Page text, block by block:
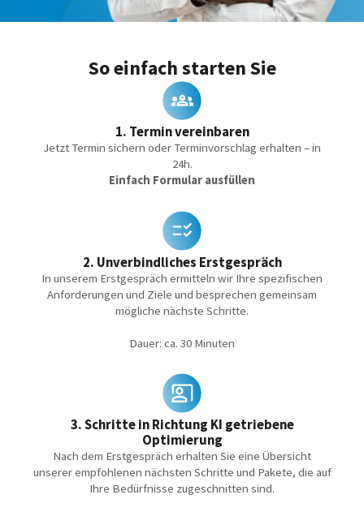
So einfach starten Sie
1. Termin vereinbaren
Jetzt Termin sichern oder Terminvorschlag erhalten – in
24h.
Einfach Formular ausfüllen
2. Unverbindliches Erstgespräch
In unserem Erstgespräch ermitteln wir Ihre spezifischen
Anforderungen und Ziele und besprechen gemeinsam
mögliche nächste Schritte.
Dauer: ca. 30 Minuten
3. Schritte in Richtung KI getriebene
Optimierung
Nach dem Erstgespräch erhalten Sie eine Übersicht
unserer empfohlenen nächsten Schritte und Pakete, die auf
Ihre Bedürfnisse zugeschnitten sind.